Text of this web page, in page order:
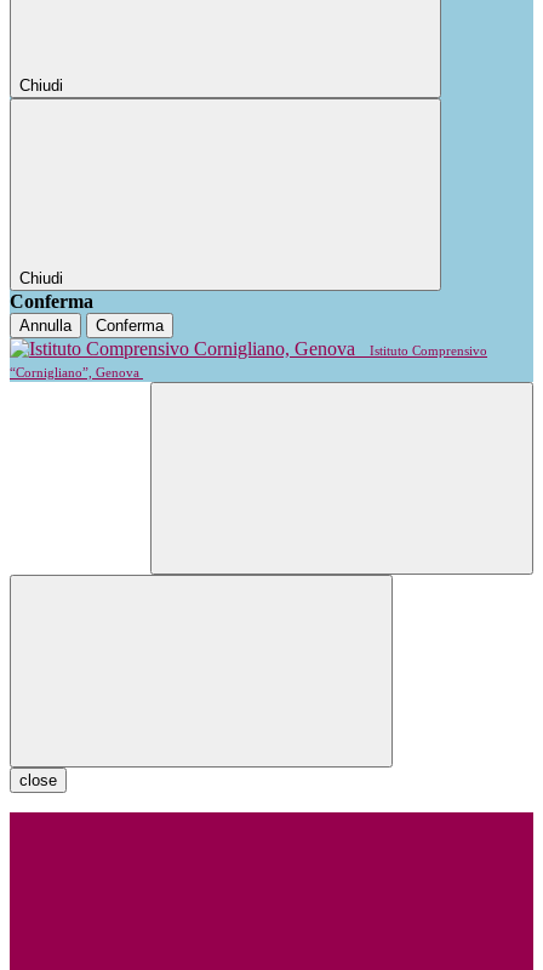
Chiudi
Chiudi
Conferma
Annulla Conferma
Istituto Comprensivo
“Cornigliano”, Genova
close